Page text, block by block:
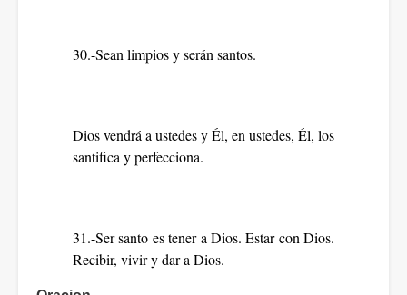
30.-Sean limpios y serán santos.
Dios vendrá a ustedes y Él, en ustedes, Él, los
santifica y perfecciona.
31.-Ser santo es tener a Dios. Estar con Dios.
Recibir, vivir y dar a Dios.